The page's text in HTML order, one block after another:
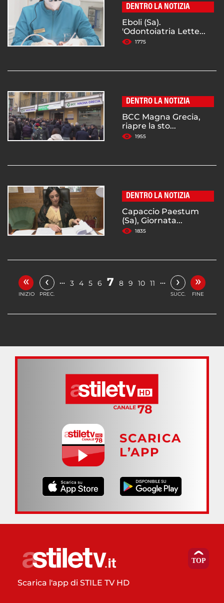
DENTRO LA NOTIZIA
Eboli (Sa).
'Odontoiatria Lette...
1775
DENTRO LA NOTIZIA
BCC Magna Grecia,
riapre la sto...
1955
DENTRO LA NOTIZIA
Capaccio Paestum
(Sa), Giornata...
1835
«
INIZIO
‹
PREC.
… 3 4 5 6 7 8 9 10 11 … ›
SUCC.
»
FINE
SCARICA
L’APP
Scarica l'app di STILE TV HD